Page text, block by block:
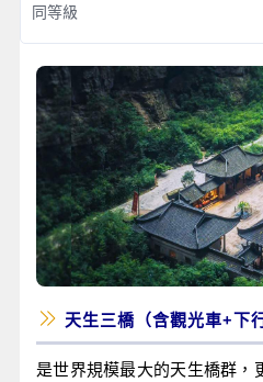
同等級
天生三橋（含觀光車+下
是世界規模最大的天生橋群，